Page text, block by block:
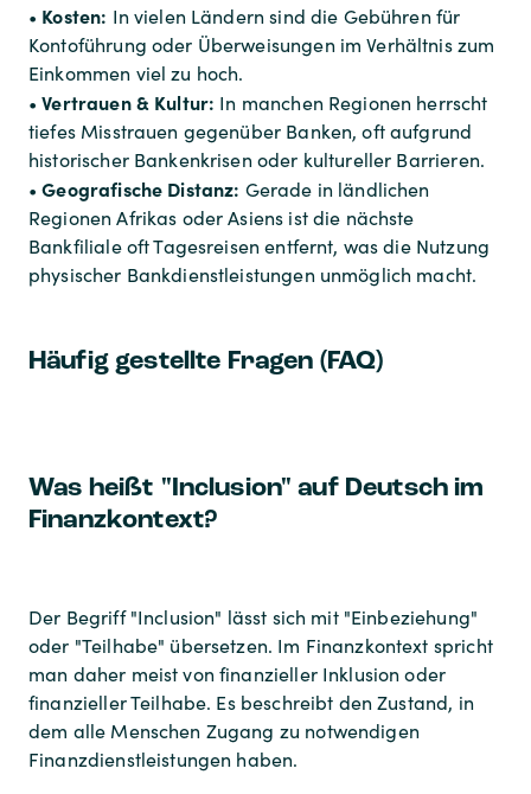
• Kosten: In vielen Ländern sind die Gebühren für
Kontoführung oder Überweisungen im Verhältnis zum
Einkommen viel zu hoch.
•Vertrauen & Kultur: In manchen Regionen herrscht
tiefes Misstrauen gegenüber Banken, oft aufgrund
historischer Bankenkrisen oder kultureller Barrieren.
•Geografische Distanz: Gerade in ländlichen
Regionen Afrikas oder Asiens ist die nächste
Bankfiliale oft Tagesreisen entfernt, was die Nutzung
physischer Bankdienstleistungen unmöglich macht.
Häufig gestellte Fragen (FAQ)
Was heißt "Inclusion" auf Deutsch im
Finanzkontext?
Der Begriff "Inclusion" lässt sich mit "Einbeziehung"
oder "Teilhabe" übersetzen. Im Finanzkontext spricht
man daher meist von finanzieller Inklusion oder
finanzieller Teilhabe. Es beschreibt den Zustand, in
dem alle Menschen Zugang zu notwendigen
Finanzdienstleistungen haben.